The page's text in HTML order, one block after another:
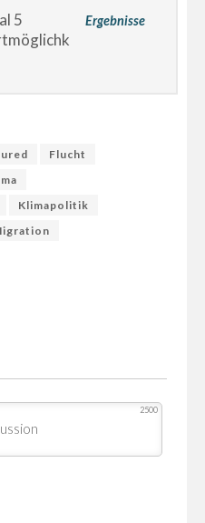
Ergebnisse
5
Flucht
Klimapolitik
2500